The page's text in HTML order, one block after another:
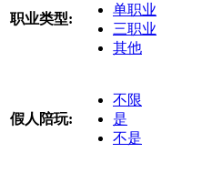
职业类型:
单职业
三职业
其他
假人陪玩:
不限
是
不是